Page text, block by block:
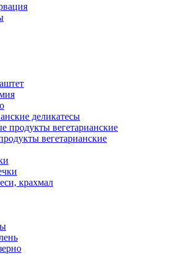
деликатесы
продукты вегетарианские
вегетарианские
крахмал